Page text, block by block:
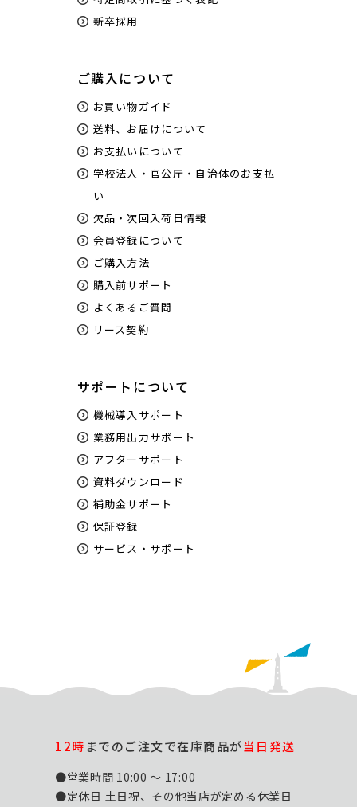
新卒採用
ご購入について
お買い物ガイド
送料、お届けについて
お支払いについて
学校法人・官公庁・自治体のお支払
い
欠品・次回入荷日情報
会員登録について
ご購入方法
購入前サポート
よくあるご質問
リース契約
サポートについて
機械導入サポート
業務用出力サポート
アフターサポート
資料ダウンロード
補助金サポート
保証登録
サービス・サポート
12時までのご注文で在庫商品が当日発送
●営業時間 10:00 ～ 17:00
●定休日 土日祝、その他当店が定める休業日